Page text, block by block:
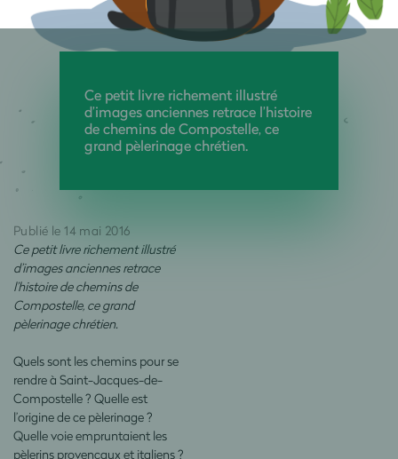
Ce petit livre richement illustré
d’images anciennes retrace l’histoire
de chemins de Compostelle, ce
grand pèlerinage chrétien.
Publié le 14 mai 2016
Ce petit livre richement illustré
d’images anciennes retrace
l’histoire de chemins de
Compostelle, ce grand
pèlerinage chrétien.
Quels sont les chemins pour se
rendre à Saint-Jacques-de-
Compostelle ? Quelle est
l’origine de ce pèlerinage ?
Quelle voie empruntaient les
pèlerins provençaux et italiens ?